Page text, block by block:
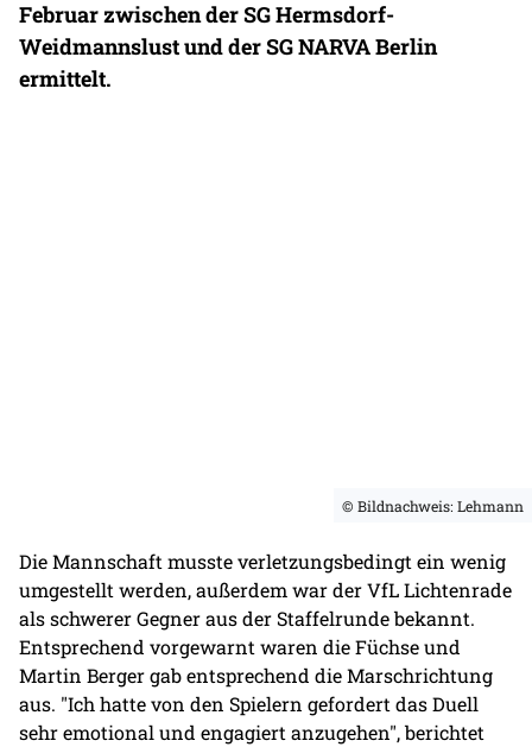
Februar zwischen der SG Hermsdorf-
Weidmannslust und der SG NARVA Berlin
ermittelt.
© Bildnachweis: Lehmann
Die Mannschaft musste verletzungsbedingt ein wenig
umgestellt werden, außerdem war der VfL Lichtenrade
als schwerer Gegner aus der Staffelrunde bekannt.
Entsprechend vorgewarnt waren die Füchse und
Martin Berger gab entsprechend die Marschrichtung
aus. "Ich hatte von den Spielern gefordert das Duell
sehr emotional und engagiert anzugehen", berichtet